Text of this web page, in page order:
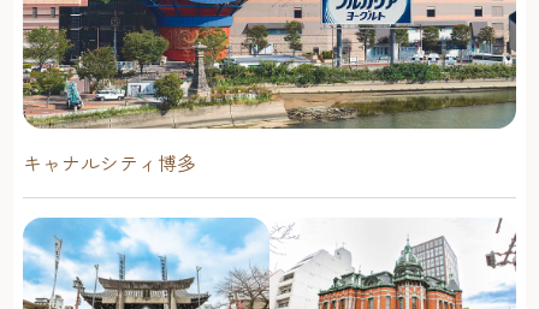
キャナルシティ博多